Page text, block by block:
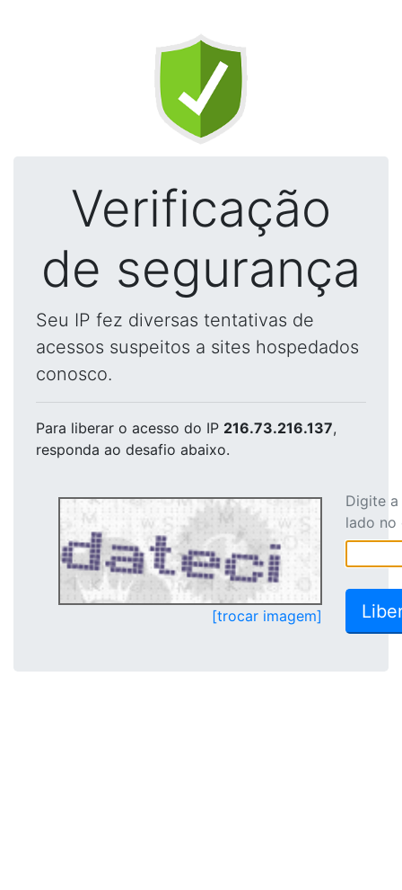
Verificação
de segurança
Seu IP fez diversas tentativas de
acessos suspeitos a sites hospedados
conosco.
Para liberar o acesso do IP 216.73.216.137,
responda ao desafio abaixo.
[trocar imagem]
Digite
lado no